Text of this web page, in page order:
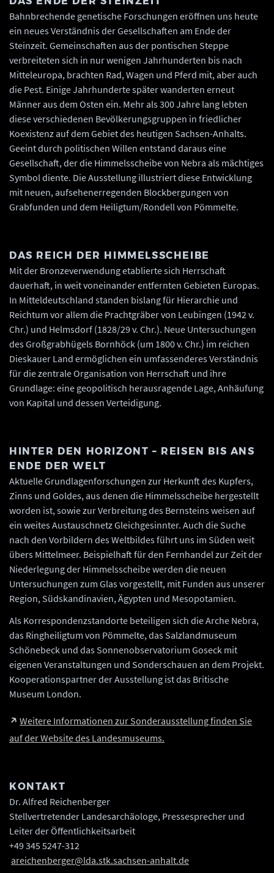
Bahnbrechende genetische Forschungen eröffnen uns heute
ein neues Verständnis der Gesellschaften am Ende der
Steinzeit. Gemeinschaften aus der pontischen Steppe
verbreiteten sich in nur wenigen Jahrhunderten bis nach
Mitteleuropa, brachten Rad, Wagen und Pferd mit, aber auch
die Pest. Einige Jahrhunderte später wanderten erneut
Männer aus dem Osten ein. Mehr als 300 Jahre lang lebten
diese verschiedenen Bevölkerungsgruppen in friedlicher
Koexistenz auf dem Gebiet des heutigen Sachsen-Anhalts.
Geeint durch politischen Willen entstand daraus eine
Gesellschaft, der die Himmelsscheibe von Nebra als mächtiges
Symbol diente. Die Ausstellung illustriert diese Entwicklung
mit neuen, aufsehenerregenden Blockbergungen von
Grabfunden und dem Heiligtum/Rondell von Pömmelte.
DAS REICH DER HIMMELSSCHEIBE
Mit der Bronzeverwendung etablierte sich Herrschaft
dauerhaft, in weit voneinander entfernten Gebieten Europas.
In Mitteldeutschland standen bislang für Hierarchie und
Reichtum vor allem die Prachtgräber von Leubingen (1942 v.
Chr.) und Helmsdorf (1828/29 v. Chr.). Neue Untersuchungen
des Großgrabhügels Bornhöck (um 1800 v. Chr.) im reichen
Dieskauer Land ermöglichen ein umfassenderes Verständnis
für die zentrale Organisation von Herrschaft und ihre
Grundlage: eine geopolitisch herausragende Lage, Anhäufung
von Kapital und dessen Verteidigung.
HINTER DEN HORIZONT – REISEN BIS ANS
ENDE DER WELT
Aktuelle Grundlagenforschungen zur Herkunft des Kupfers,
Zinns und Goldes, aus denen die Himmelsscheibe hergestellt
worden ist, sowie zur Verbreitung des Bernsteins weisen auf
ein weites Austauschnetz Gleichgesinnter. Auch die Suche
nach den Vorbildern des Weltbildes führt uns im Süden weit
übers Mittelmeer. Beispielhaft für den Fernhandel zur Zeit der
Niederlegung der Himmelsscheibe werden die neuen
Untersuchungen zum Glas vorgestellt, mit Funden aus unserer
Region, Südskandinavien, Ägypten und Mesopotamien.
Als Korrespondenzstandorte beteiligen sich die Arche Nebra,
das Ringheiligtum von Pömmelte, das Salzlandmuseum
Schönebeck und das Sonnenobservatorium Goseck mit
eigenen Veranstaltungen und Sonderschauen an dem Projekt.
Kooperationspartner der Ausstellung ist das Britische
Museum London.
Weitere Informationen zur Sonderausstellung finden Sie
auf der Website des Landesmuseums.
KONTAKT
Dr. Alfred Reichenberger
Stellvertretender Landesarchäologe, Pressesprecher und
Leiter der Öffentlichkeitsarbeit
+49 345 5247-312
areichenberger@lda.stk.sachsen-anhalt.de